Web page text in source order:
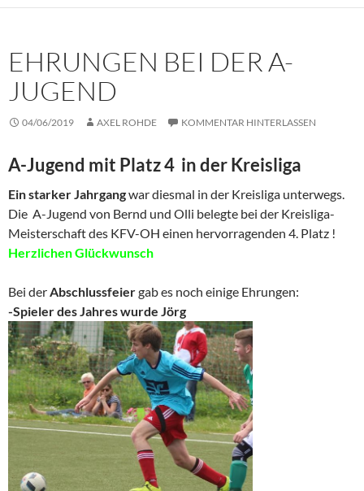
EHRUNGEN BEI DER A-
JUGEND
04/06/2019 AXEL ROHDE KOMMENTAR HINTERLASSEN
A-Jugend mit Platz 4 in der Kreisliga
Ein starker Jahrgangwar diesmal in der Kreisliga unterwegs.
Die A-Jugend von Bernd und Olli belegte bei der Kreisliga-
Meisterschaft des KFV-OH einen hervorragenden 4. Platz !
Herzlichen Glückwunsch
Bei derAbschlussfeiergab es noch einige Ehrungen:
-Spieler des Jahres wurde Jörg